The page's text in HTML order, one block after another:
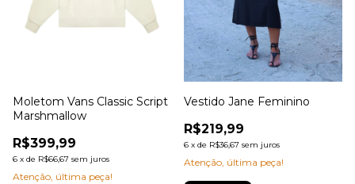
Moletom Vans Classic Script
Marshmallow
R$399,99
6 x de R$66,67 sem juros
Atenção, última peça!
Vestido Jane Feminino
R$219,99
6 x de R$36,67 sem juros
Atenção, última peça!